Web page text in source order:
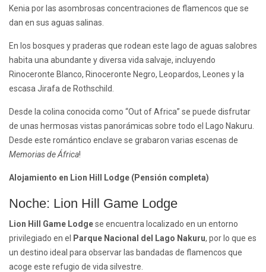
Kenia por las asombrosas concentraciones de flamencos que se
dan en sus aguas salinas.
En los bosques y praderas que rodean este lago de aguas salobres
habita una abundante y diversa vida salvaje, incluyendo
Rinoceronte Blanco, Rinoceronte Negro, Leopardos, Leones y la
escasa Jirafa de Rothschild.
Desde la colina conocida como “Out of Africa” se puede disfrutar
de unas hermosas vistas panorámicas sobre todo el Lago Nakuru.
Desde este romántico enclave se grabaron varias escenas de
Memorias de África!
Alojamiento en Lion Hill Lodge (Pensión completa)
Noche: Lion Hill Game Lodge
Lion Hill Game Lodgese encuentra localizado en un entorno
privilegiado en el
Parque Nacional del Lago Nakuru, por lo que es
un destino ideal para observar las bandadas de flamencos que
acoge este refugio de vida silvestre.